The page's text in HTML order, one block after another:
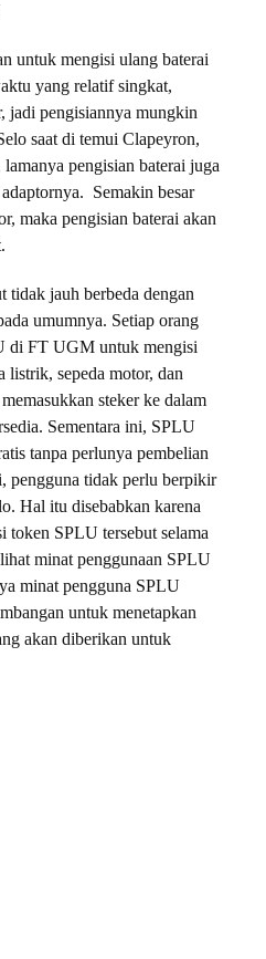
untuk mengisi ulang baterai
yang relatif singkat,
jadi pengisiannya mungkin
saat di temui Clapeyron,
pengisian baterai juga
Semakin besar
maka pengisian baterai akan
tidak jauh berbeda dengan
umumnya. Setiap orang
di FT UGM untuk mengisi
listrik, sepeda motor, dan
steker ke dalam
Sementara ini, SPLU
tanpa perlunya pembelian
pengguna tidak perlu berpikir
Hal itu disebabkan karena
token SPLU tersebut selama
minat penggunaan SPLU
minat pengguna SPLU
untuk menetapkan
akan diberikan untuk